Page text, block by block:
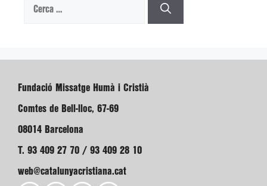
Cerca:
Fundació Missatge Humà i Cristià
Comtes de Bell-lloc, 67-69
08014 Barcelona
T. 93 409 27 70 / 93 409 28 10
web@catalunyacristiana.cat